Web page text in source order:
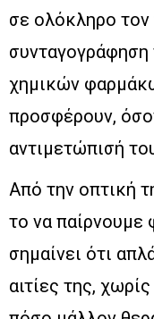
σε ολόκληρο
συνταγογράφηση
χημικών
προσφέρουν,
αντιμετώπισή
Από την οπτική
το να παίρνουμε
σημαίνει ότι
αιτίες της,